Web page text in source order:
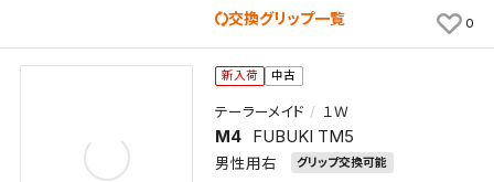
交換グリップ一覧 0
新入荷 中古
テーラーメイド １Ｗ
M4 FUBUKI TM5
男性用右 グリップ交換可能
が入荷した際に、メール及びお客様のアカウント内の
保存された検索条件は変更できません。
条件を変更したい場合は、マイページの「保存検索条
件一覧」から画面を表示し、条件を変更の上、保存し直
してください。